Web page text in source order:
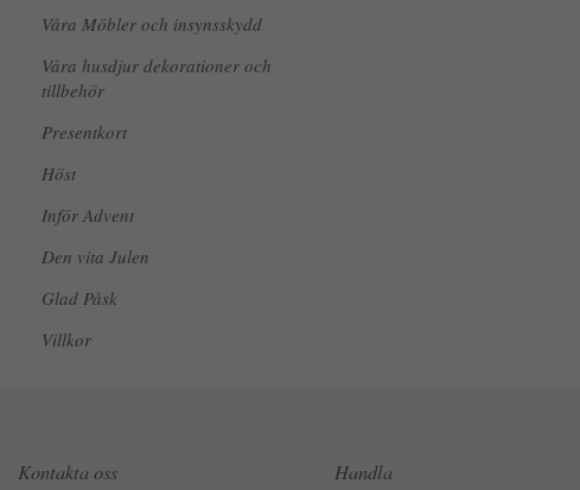
Våra Möbler och insynsskydd
Våra husdjur dekorationer och
tillbehör
Presentkort
Höst
Inför Advent
Den vita Julen
Glad Påsk
Villkor
Kontakta oss Handla